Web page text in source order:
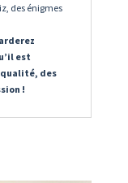
des énigmes
est
qualité, des
!